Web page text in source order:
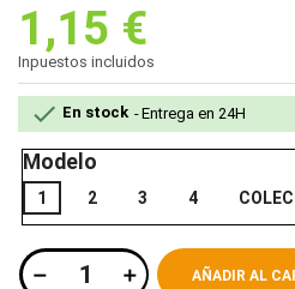
1,15 €
Inpuestos incluidos
 En stock Entrega en 24H
Modelo
1 2 3 4
AÑADIR AL